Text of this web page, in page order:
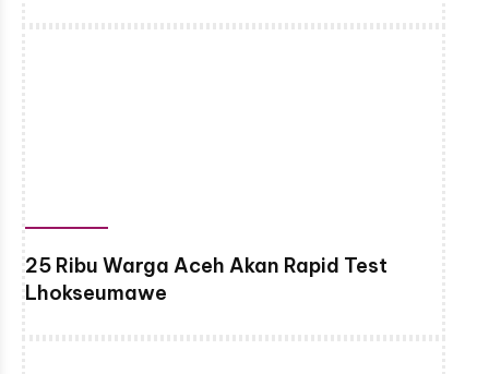
25 Ribu Warga Aceh Akan Rapid Test
Lhokseumawe